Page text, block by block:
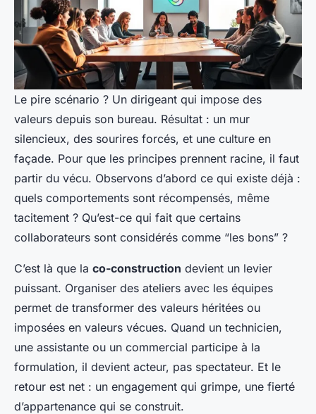
Le pire scénario ? Un dirigeant qui impose des
valeurs depuis son bureau. Résultat : un mur
silencieux, des sourires forcés, et une culture en
façade. Pour que les principes prennent racine, il faut
partir du vécu. Observons d’abord ce qui existe déjà :
quels comportements sont récompensés, même
tacitement ? Qu’est-ce qui fait que certains
collaborateurs sont considérés comme “les bons” ?
C’est là que la co-construction devient un levier
puissant. Organiser des ateliers avec les équipes
permet de transformer des valeurs héritées ou
imposées en valeurs vécues. Quand un technicien,
une assistante ou un commercial participe à la
formulation, il devient acteur, pas spectateur. Et le
retour est net : un engagement qui grimpe, une fierté
d’appartenance qui se construit.